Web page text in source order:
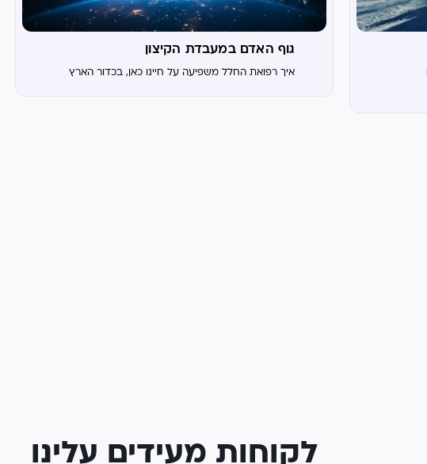
גוף האדם במעבדת הקיצון
איך רפואת החלל משפיעה על חיינו כאן, בכדור הארץ
לקוחות מעידים עלינו